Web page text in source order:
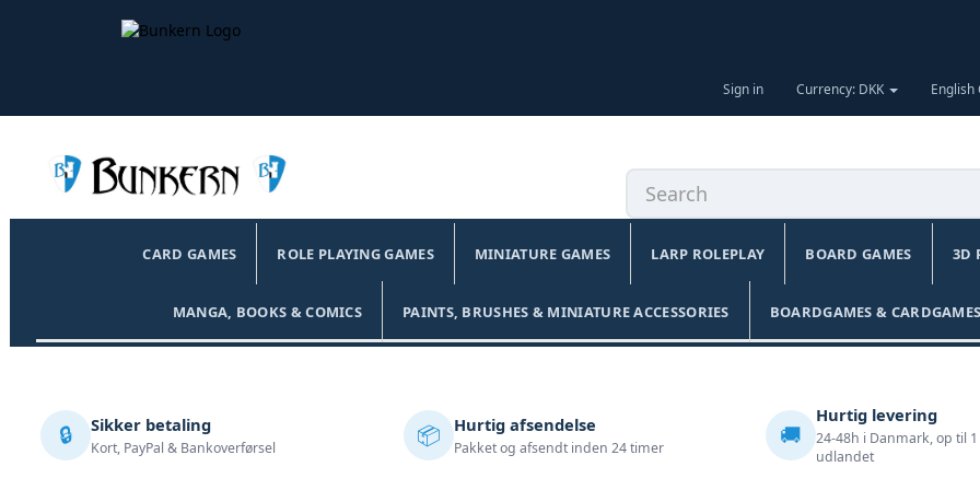
Sign in Currency: DKK English
CARD GAMES ROLE PLAYING GAMES MINIATURE GAMES LARP ROLEPLAY BOARD GAMES 3D
MANGA, BOOKS & COMICS PAINTS, BRUSHES & MINIATURE ACCESSORIES BOARDGAMES &
🔒 Sikker betaling
Kort, PayPal & Bankoverførsel 📦 Hurtig afsendelse
Pakket og afsendt inden 24 timer 🚚
Hurtig levering
24-48h i Danmark, op til
udlandet